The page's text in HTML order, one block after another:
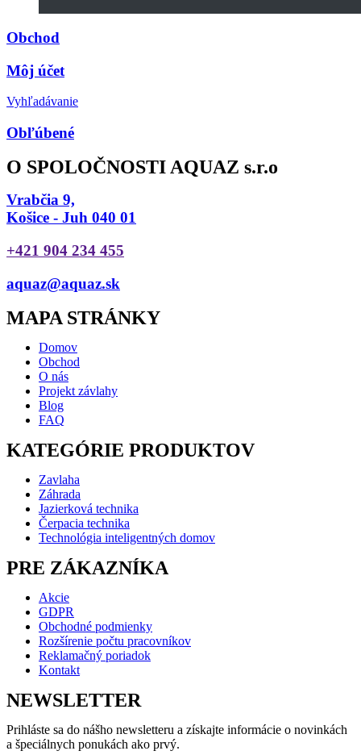
Obchod
Môj účet
Vyhľadávanie
Obľúbené
O SPOLOČNOSTI AQUAZ s.r.o
Vrabčia 9,
Košice - Juh 040 01
+421 904 234 455
aquaz@aquaz.sk
MAPA STRÁNKY
Domov
Obchod
O nás
Projekt závlahy
Blog
FAQ
KATEGÓRIE PRODUKTOV
Zavlaha
Záhrada
Jazierková technika
Čerpacia technika
Technológia inteligentných domov
PRE ZÁKAZNÍKA
Akcie
GDPR
Obchodné podmienky
Rozšírenie počtu pracovníkov
Reklamačný poriadok
Kontakt
NEWSLETTER
Prihláste sa do nášho newsletteru a získajte informácie o novinkách
a špeciálnych ponukách ako prvý.